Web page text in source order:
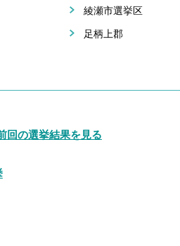
綾瀬市選挙区
足柄上郡
回の選挙結果を見る